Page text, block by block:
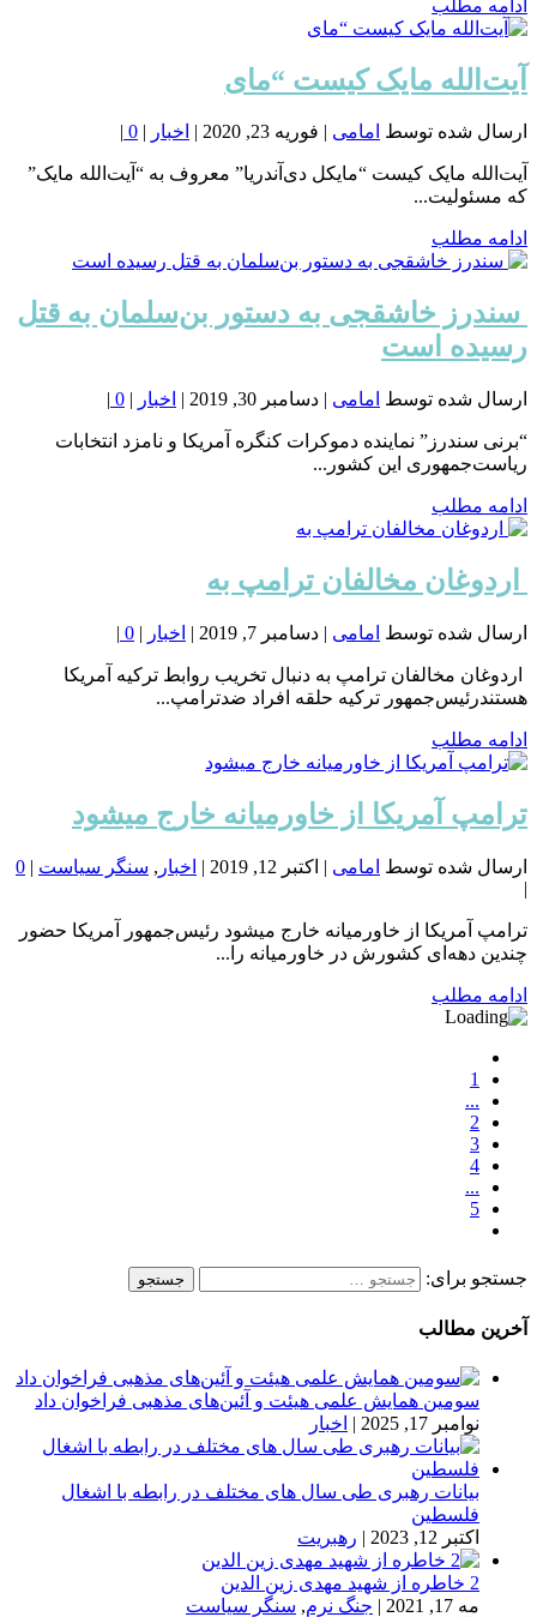
ادامه مطلب
️آیت‌الله مایک کیست “مای
ارسال شده توسط امامی فوریه 23, 2020 اخبار 0
️آیت‌الله مایک کیست “مایکل دی‌آندریا” معروف به “آیت‌الله مایک”
که مسئولیت...
ادامه مطلب
️ سندرز خاشقجی به دستور بن‌سلمان به قتل
رسیده است
ارسال شده توسط امامی | دسامبر 30, 2019 | اخبار |
0
|
“برنی سندرز” نماینده دموکرات کنگره آمریکا و نامزد انتخابات
ریاست‌جمهوری این کشور...
ادامه مطلب
️ اردوغان مخالفان ترامپ به
ارسال شده توسط امامی | دسامبر 7, 2019 | اخبار |
0
|
️ اردوغان مخالفان ترامپ به دنبال تخریب روابط ترکیه آمریکا
هستندرئیس‌جمهور ترکیه حلقه افراد ضدترامپ...
ادامه مطلب
ترامپ آمریکا از خاورمیانه خارج میشود
ارسال شده توسط امامی | اکتبر 12, 2019 | اخبار , سنگر سیاست |
0
|
ترامپ آمریکا از خاورمیانه خارج میشود رئیس‌جمهور آمریکا حضور
چندین دهه‌ای کشورش در خاورمیانه را...
ادامه مطلب
1
...
2
3
4
...
5
جستجو برای:
آخرین مطالب
سومین همایش علمی هیئت و آئین‌های مذهبی فراخوان داد
نوامبر 17, 2025
| اخبار
بیانات رهبری طی سال های مختلف در رابطه با اشغال
فلسطین
اکتبر 12, 2023
| رهبریت
2 خاطره از شهید مهدی زین الدین
مه 17, 2021
| جنگ نرم, سنگر سیاست